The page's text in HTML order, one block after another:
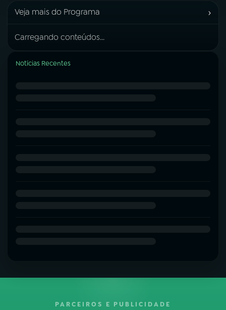
Veja mais do Programa ›
Carregando conteúdos...
Notícias Recentes
PARCEIROS E PUBLICIDADE